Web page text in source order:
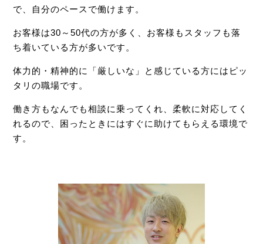
で、自分のペースで働けます。
お客様は30～50代の方が多く、お客様もスタッフも落
ち着いている方が多いです。
体力的・精神的に「厳しいな」と感じている方にはピッ
タリの職場です。
働き方もなんでも相談に乗ってくれ、柔軟に対応してく
れるので、困ったときにはすぐに助けてもらえる環境で
す。